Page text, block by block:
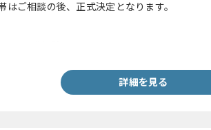
ご相談の後、正式決定となります。
詳細を見る